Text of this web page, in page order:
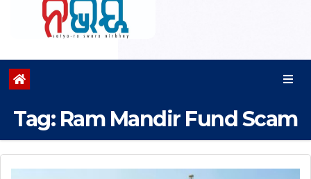
Tag: Ram Mandir Fund Scam